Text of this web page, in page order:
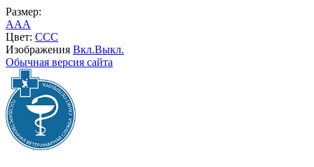
Размер:
AAA
Цвет: CCC
Изображения Вкл.Выкл.
Обычная версия сайта